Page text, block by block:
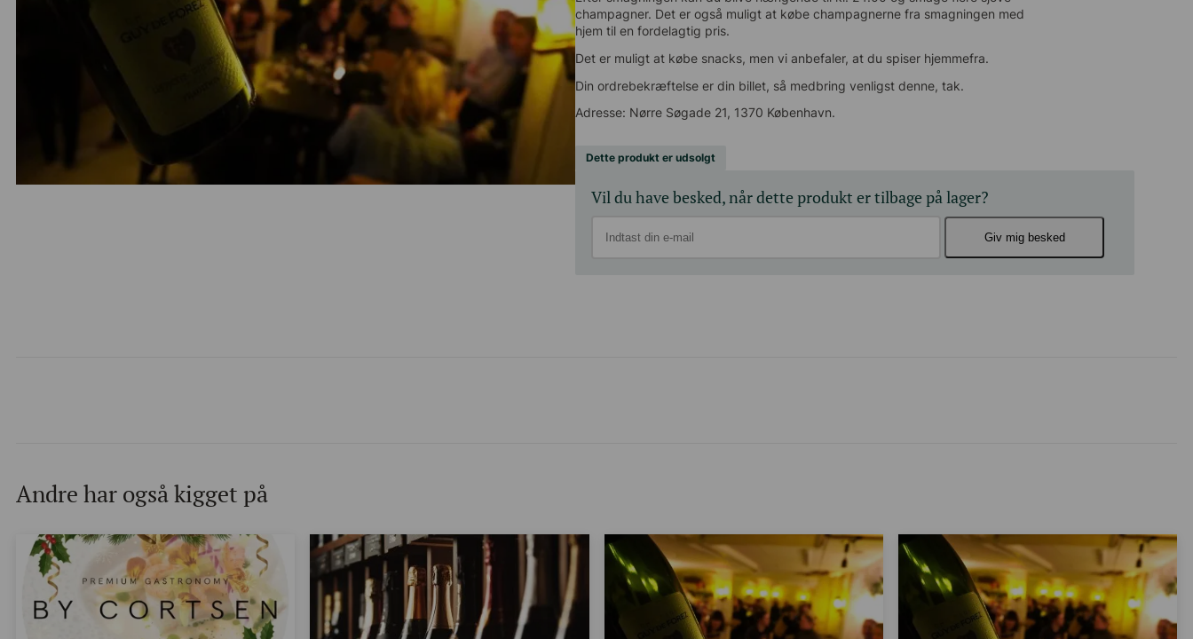
champagner. Det er også muligt at købe champagnerne fra smagningen med hjem
til en fordelagtig pris.
Det er muligt at købe snacks, men vi anbefaler, at du spiser hjemmefra.
Din ordrebekræftelse er din billet, så medbring venligst denne, tak.
Adresse: Nørre Søgade 21, 1370 København.
Dette produkt er udsolgt
Vil du have besked, når dette produkt er tilbage på lager?
Giv mig besked
Andre har også kigget på